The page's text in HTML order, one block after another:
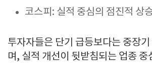
코스피: 실적 중심의 점진적 상
투자자들은 단기 급등보다는 중장
며, 실적 개선이 뒷받침되는 업종 중